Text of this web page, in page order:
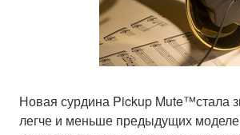
Новая сурдина Pickup Mute™стала
легче и меньше предыдущих